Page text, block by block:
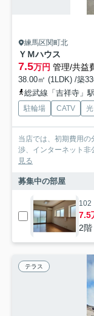
練馬区関町北
ＹＭハウス
7.5万円 管理/共益
38.00㎡ (1LDK) /築
総武線「吉祥寺」
駐輪場 CATV
当店では、初期費用
渉、インターネット非
見る
募集中の部屋
102
7.5
2階
テラス